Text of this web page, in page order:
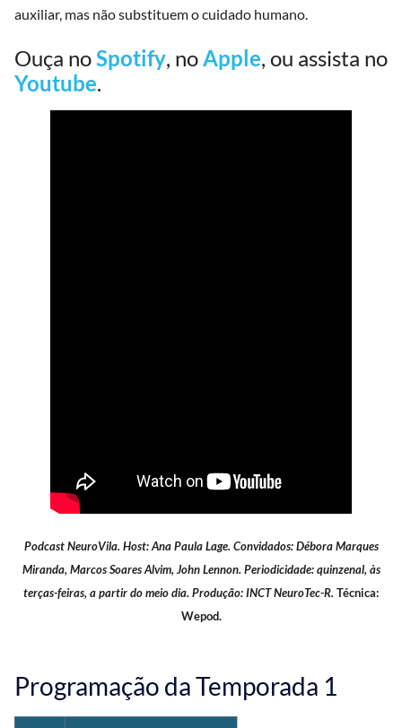
auxiliar, mas não substituem o cuidado humano.
Ouça noSpotify, noApple, ou assista no
Youtube.
Podcast NeuroVila. Host: Ana Paula Lage. Convidados: Débora Marques
Miranda, Marcos Soares Alvim, John Lennon. Periodicidade: quinzenal, às
terças-feiras, a partir do meio dia. Produção: INCT NeuroTec-R. Técnica:
Wepod.
Programação da Temporada 1